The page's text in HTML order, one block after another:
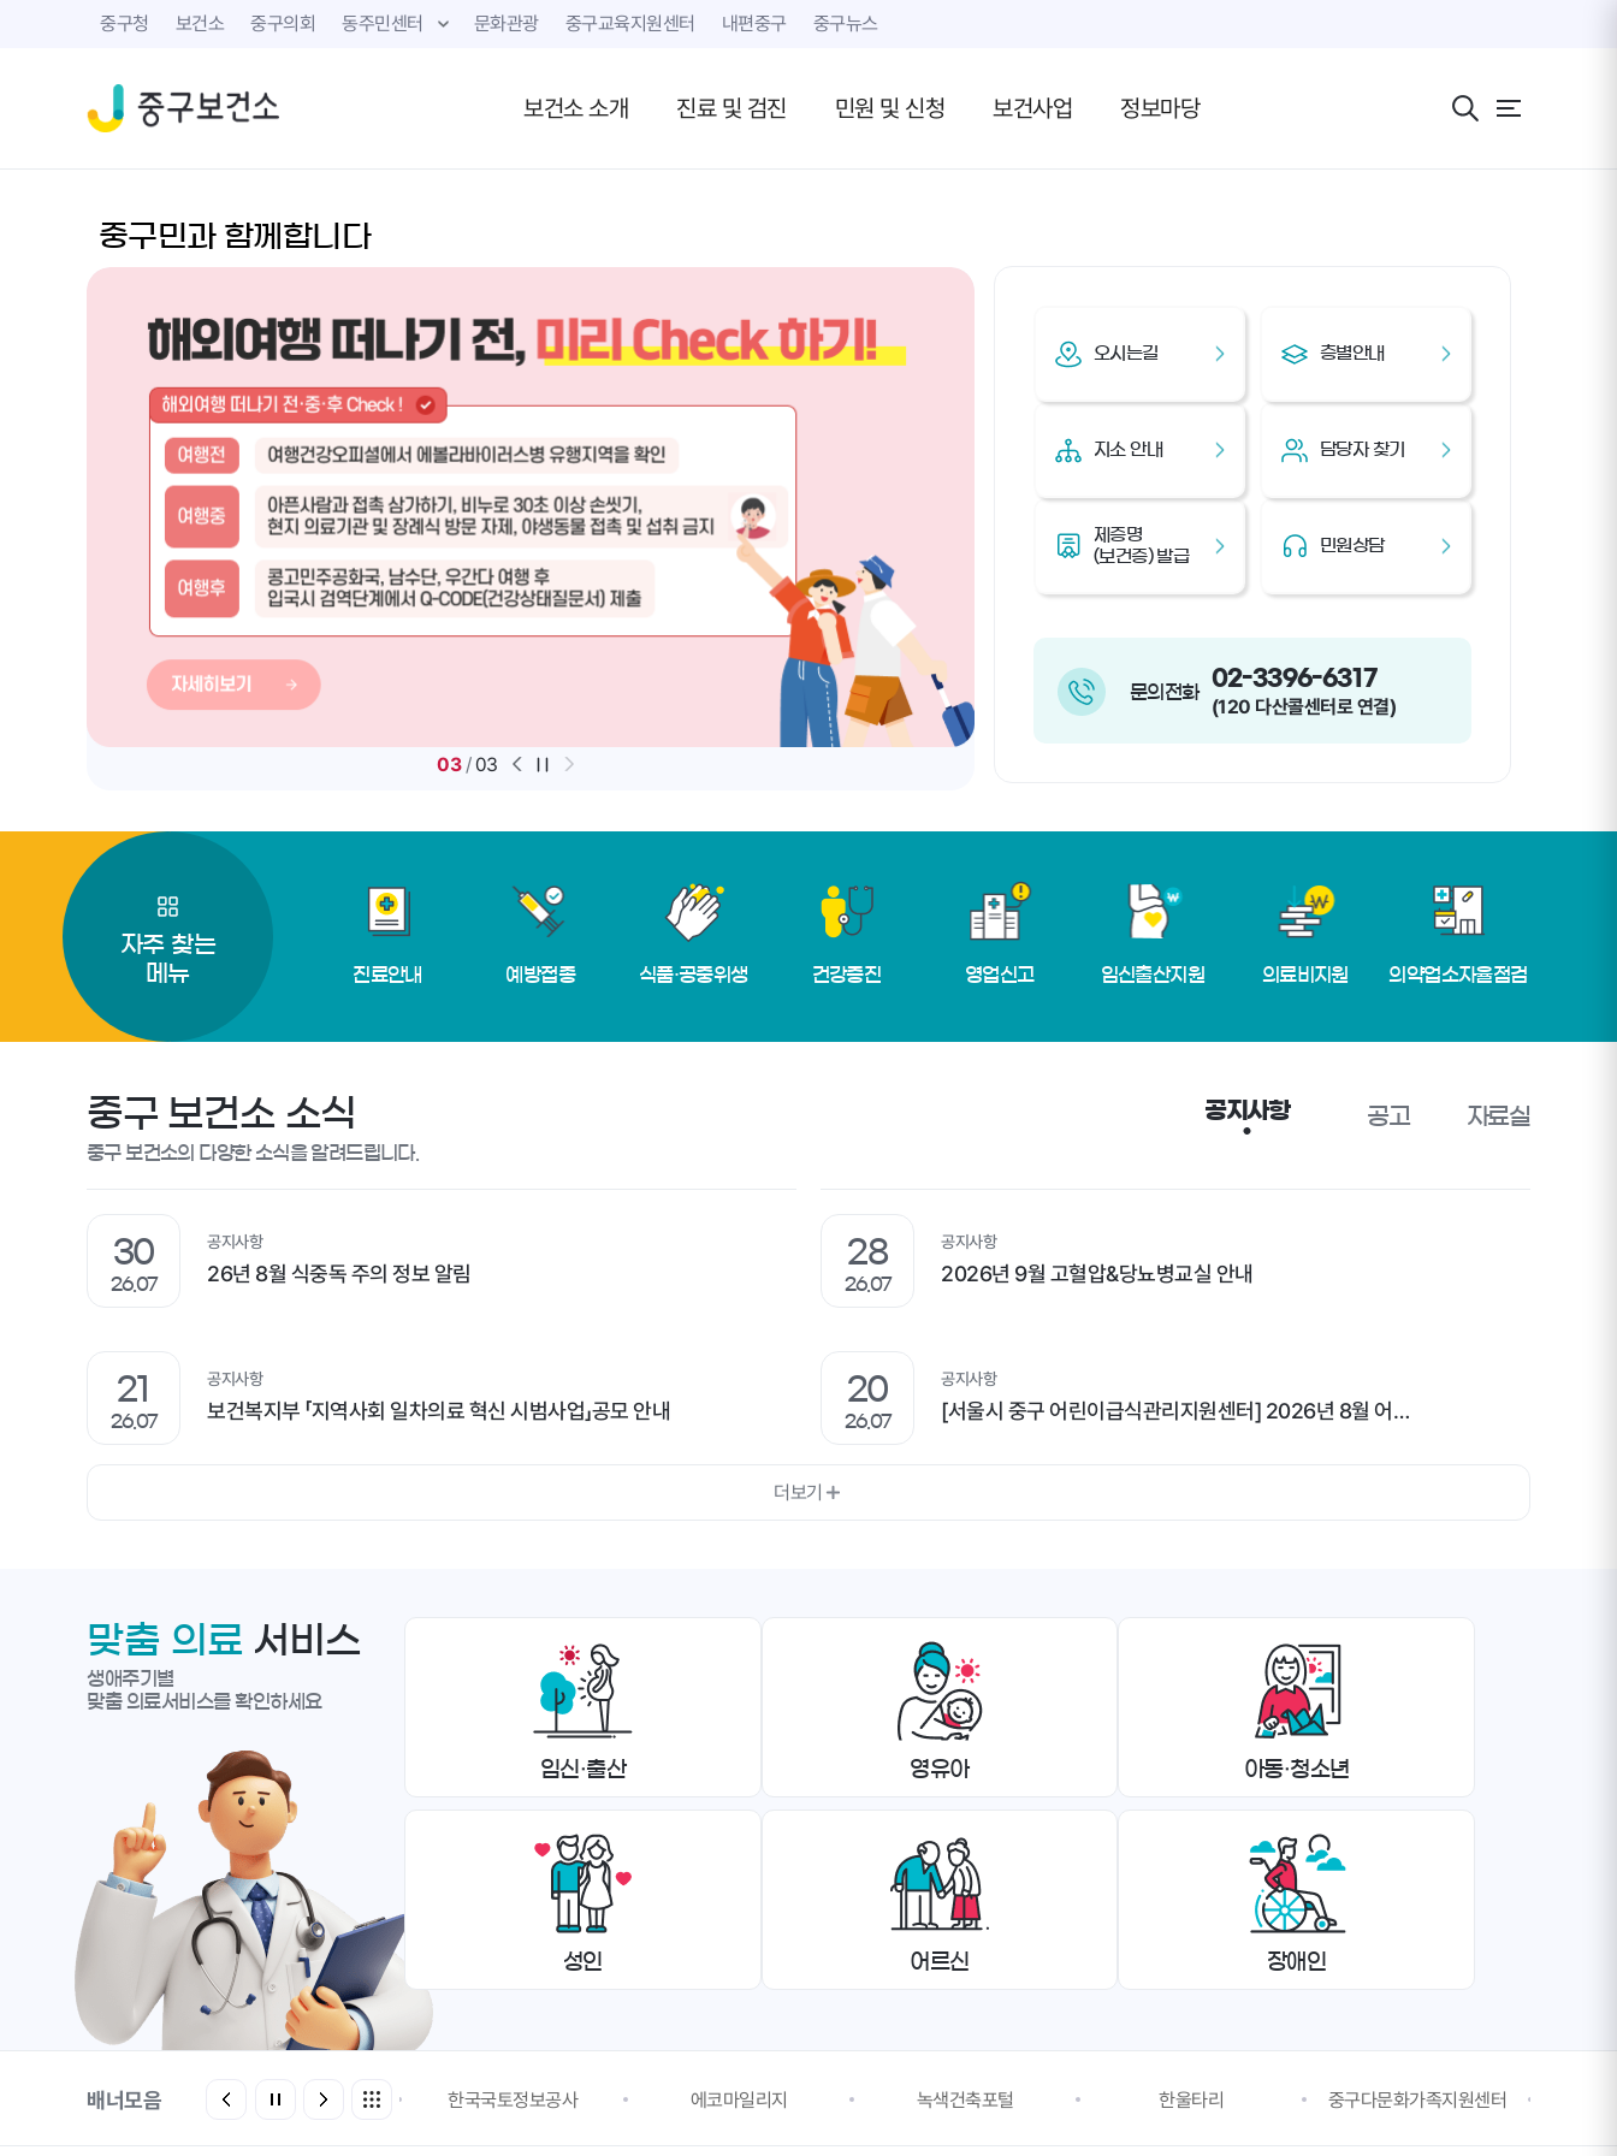
본문 내용 바로가기
중구청 보건소 중구의회 동주민센터 문화관광 중구교육지원센터 내편중구 중구뉴스
보건소 소개 진료 및 검진 민원 및 신청 보건사업 정보마당 전체 메뉴 보기
중구민과 함께합니다
이전 슬라이더다음 슬라이더
01/03
오시는길 층별안내
지소 안내 담당자 찾기
제증명
(보건증) 발급
민원상담
문의전화
02-3396-6317
(120 다산콜센터로 연결)
자주 찾는
메뉴
진료안내 예방접종 식품·공중위생 건강증진 영업신고 임신출산지원 의료비지원 의약업소자율점검
중구 보건소 소식
중구 보건소의 다양한 소식을 알려드립니다.
공지사항
공지사항
26년 8월 식중독 주의 정보 알림
30
26.07
공지사항
2026년 9월 고혈압&당뇨병교실 안내
28
26.07
공지사항
보건복지부 「지역사회 일차의료 혁신 시범사업」공모 안내
21
26.07
공지사항
[서울시 중구 어린이급식관리지원센터] 2026년 8월 어린이 식단표 안내
20
26.07
더보기
공고 자료실
맞춤 의료 서비스
생애주기별
맞춤 의료서비스를 확인하세요
임신·출산 영유아 아동·청소년
성인 어르신 장애인
배너모음
에어코리아 환경부전기차충전소 한국국토정보공사 에코마일리지 녹색건축포털 한울타리 중구다문화가족지원센터